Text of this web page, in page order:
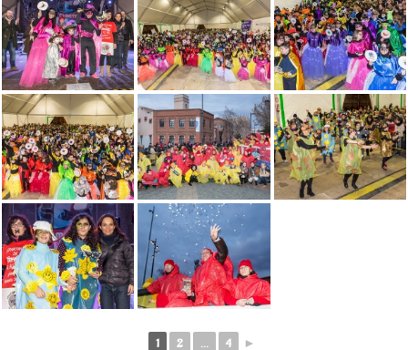
1 2 ... 4 ►